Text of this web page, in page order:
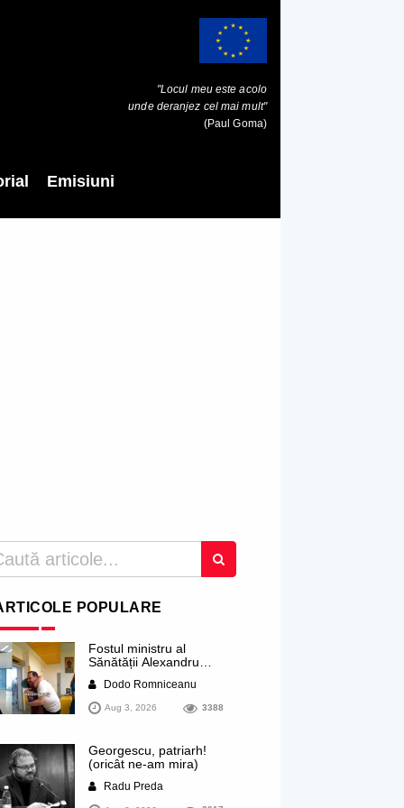
"Locul meu este acolo
unde deranjez cel mai mult"
(Paul Goma)
Emisiuni
POPULARE
Fostul ministru al
Sănătății Alexandru
funcția lui Dominic Fritz
de primar al orașului
Timișoara. Pesedistul
de Coreea de Nord cu
femei din Timișoara
care îl strâng în brațe
plângând
Dodo Romniceanu
Aug 3, 2026 3388
Georgescu, patriarh!
(oricât ne-am mira)
Radu Preda